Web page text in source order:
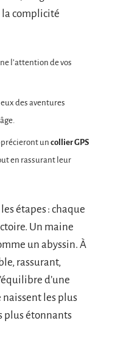
la complicité
l’attention de vos
des aventures
uncollier GPS
en rassurant leur
étapes : chaque
Un maine
un abyssin. À
rassurant,
d’une
les plus
plus étonnants